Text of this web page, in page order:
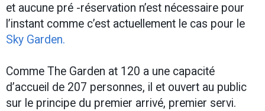
et aucune pré -réservation n’est nécessaire pour
l’instant comme c’est actuellement le cas pour le
Sky Garden.
Comme The Garden at 120 a une capacité
d’accueil de 207 personnes, il et ouvert au public
sur le principe du premier arrivé, premier servi.